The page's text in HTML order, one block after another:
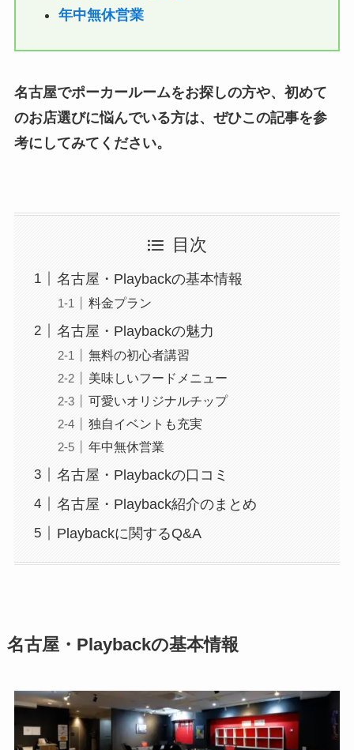
年中無休営業
名古屋でポーカールームをお探しの方や、初めて
のお店選びに悩んでいる方は、ぜひこの記事を参
考にしてみてください。
目次
名古屋・Playbackの基本情報
料金プラン
名古屋・Playbackの魅力
無料の初心者講習
美味しいフードメニュー
可愛いオリジナルチップ
独自イベントも充実
年中無休営業
名古屋・Playbackの口コミ
名古屋・Playback紹介のまとめ
Playbackに関するQ&A
名古屋・ Playbackの基本情報